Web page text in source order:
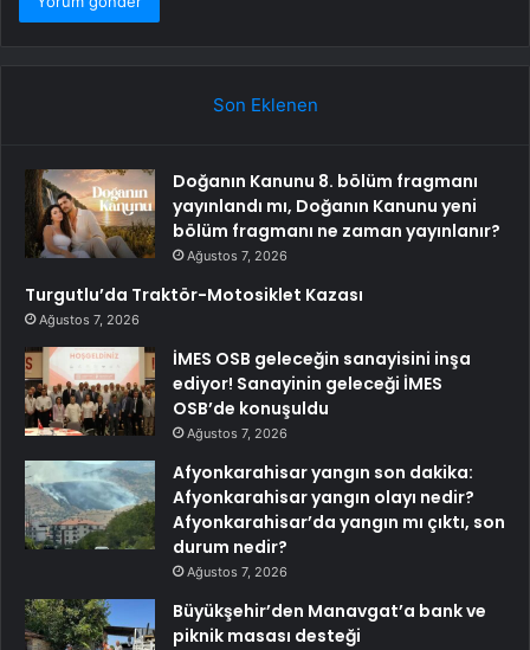
Son Eklenen
Doğanın Kanunu 8. bölüm fragmanı
yayınlandı mı, Doğanın Kanunu yeni
bölüm fragmanı ne zaman yayınlanır?
Ağustos 7, 2026
Turgutlu’da Traktör-Motosiklet Kazası
Ağustos 7, 2026
İMES OSB geleceğin sanayisini inşa
ediyor! Sanayinin geleceği İMES
OSB’de konuşuldu
Ağustos 7, 2026
Afyonkarahisar yangın son dakika:
Afyonkarahisar yangın olayı nedir?
Afyonkarahisar’da yangın mı çıktı, son
durum nedir?
Ağustos 7, 2026
Büyükşehir’den Manavgat’a bank ve
piknik masası desteği